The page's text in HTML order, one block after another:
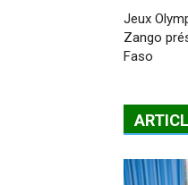
Jeux
Zango
Faso